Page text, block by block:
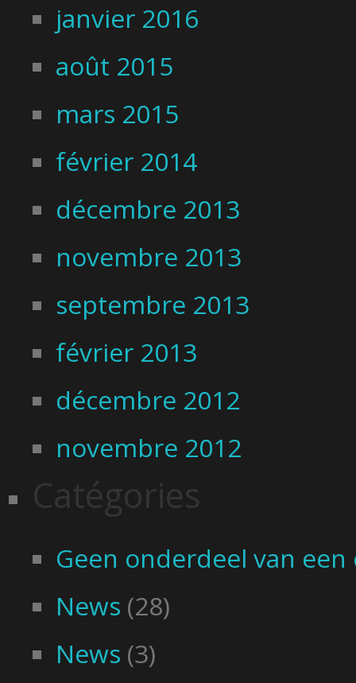
janvier 2016
août 2015
mars 2015
février 2014
décembre 2013
novembre 2013
septembre 2013
février 2013
décembre 2012
novembre 2012
Catégories
Geen onderdeel van een
News (28)
News (3)